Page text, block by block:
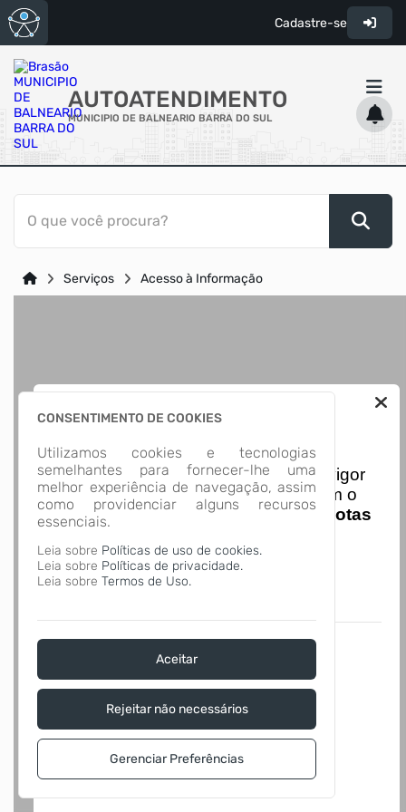
Cadastre-se
AUTOATENDIMENTO
MUNICIPIO DE BALNEARIO BARRA DO SUL
ACESSO RÁPIDO
Acessibilidade
Transparência
O que você procura?
Serviços Acesso à Informação
CONSENTIMENTO DE COOKIES
Utilizamos cookies e tecnologias
semelhantes para fornecer-lhe uma
melhor experiência de navegação, assim
como providenciar alguns recursos
essenciais.
Leia sobre Políticas de uso de cookies.
Leia sobre Políticas de privacidade.
Leia sobre Termos de Uso.
Aceitar
Rejeitar não necessários
Gerenciar Preferências
Nota Nacional
Iniciando em01/01/2026entra em vigor
a obrigatoriedade de integração com o
Ambiente de Dados Nacional das
Notas
entraram em vigornovas regras,
acesse o link abaixo e saiba mais.